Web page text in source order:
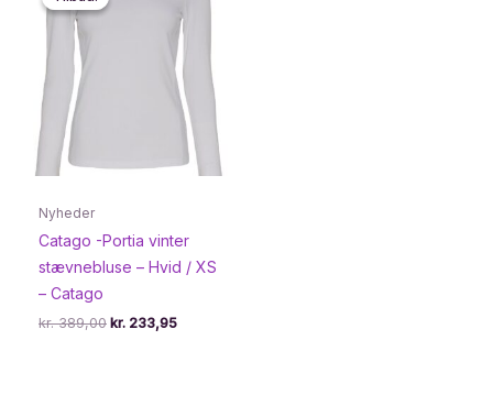
Nyheder
Catago -Portia vinter
stævnebluse – Hvid / XS
– Catago
kr.389,00 Den
kr. 233,95Den